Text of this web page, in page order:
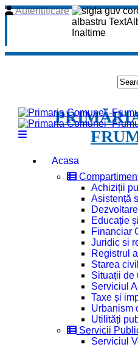
Autentificare
Acasa
Achiziții
Asistență
Educație
Financiar
Juridic si
Registrul
Starea
Situații de
Serviciul
Taxe și
Urbanism
Utilități
Servicii
Serviciul